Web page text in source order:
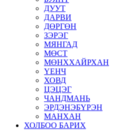
ДУУТ
ДАРВИ
ДӨРГӨН
ЗЭРЭГ
МЯНГАД
МӨСТ
МӨНХХАЙРХАН
ҮЕНЧ
ХОВД
ЦЭЦЭГ
ЧАНДМАНЬ
ЭРДЭНЭБҮРЭН
МАНХАН
ХОЛБОО БАРИХ